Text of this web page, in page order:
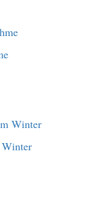
Winter